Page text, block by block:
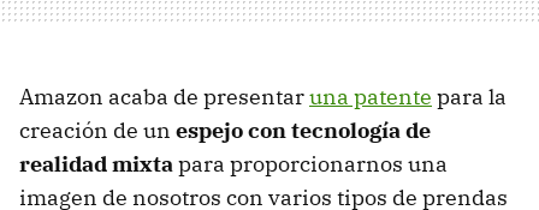
Amazon acaba de presentaruna patente para la
creación de un espejo con tecnología de
realidad mixtapara proporcionarnos una
imagen de nosotros con varios tipos de prendas